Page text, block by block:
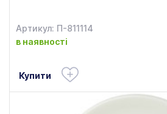
Артикул: П-811114
в наявності
Купити